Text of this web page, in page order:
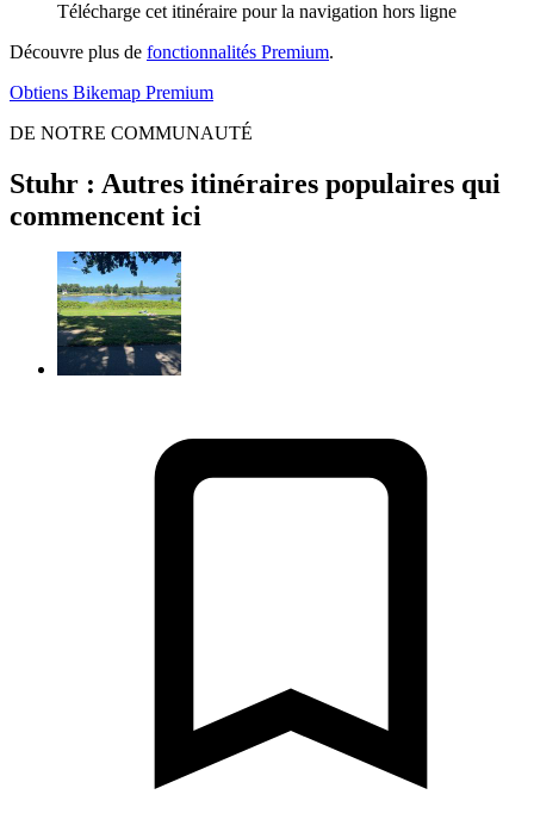
Télécharge cet itinéraire pour la navigation hors ligne
Découvre plus de fonctionnalités Premium.
Obtiens Bikemap Premium
DE NOTRE COMMUNAUTÉ
Stuhr : Autres itinéraires populaires qui
commencent ici